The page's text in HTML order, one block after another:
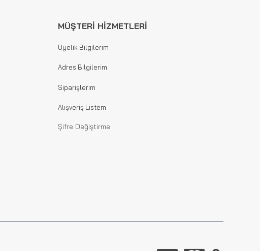
MÜŞTERİ HİZMETLERİ
Üyelik Bilgilerim
Adres Bilgilerim
Siparişlerim
Alışveriş Listem
Şifre Değiştirme